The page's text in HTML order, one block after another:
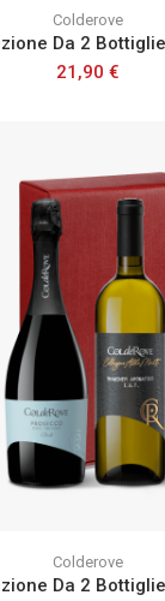
Colderove
21,90 €
Colderove